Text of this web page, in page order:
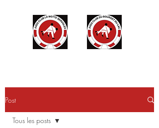
Post
Tous les posts